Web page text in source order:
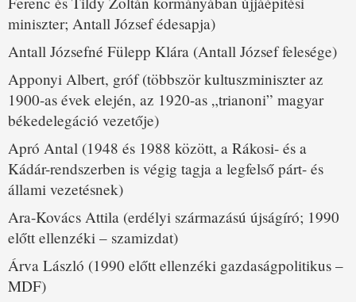
miniszter; Antall József édesapja)
Antall Józsefné Fülepp Klára (Antall József felesége)
Apponyi Albert, gróf (többször kultuszminiszter az
1900-as évek elején, az 1920-as „trianoni” magyar
békedelegáció vezetője)
Apró Antal (1948 és 1988 között, a Rákosi- és a
Kádár-rendszerben is végig tagja a legfelső párt- és
állami vezetésnek)
Ara-Kovács Attila (erdélyi származású újságíró; 1990
előtt ellenzéki – szamizdat)
Árva László (1990 előtt ellenzéki gazdaságpolitikus –
MDF)